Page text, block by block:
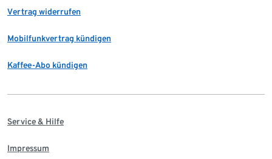
Vertrag widerrufen
Mobilfunkvertrag kündigen
Kaffee-Abo kündigen
Service & Hilfe
Impressum